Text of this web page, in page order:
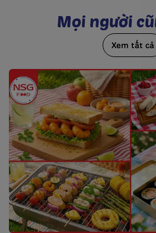
Mọingườicũ
Xem tất cả